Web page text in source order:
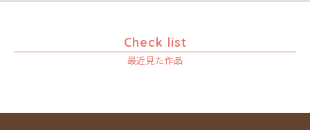
Check list
最近見た作品